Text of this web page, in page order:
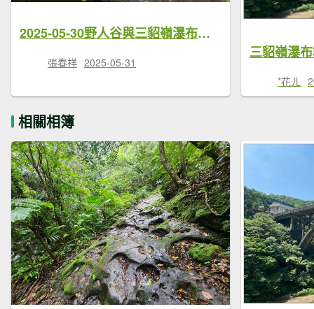
2025-05-30野人谷與三貂嶺瀑布群連走─翠谷瀑布→天雲瀑布→茵夢湖瀑布→雞董滑瀑→五分寮山→枇杷洞瀑布→摩天瀑布→合谷瀑布
張春祥 2025-05-31
三貂嶺瀑
*花ㄦ
相關相簿